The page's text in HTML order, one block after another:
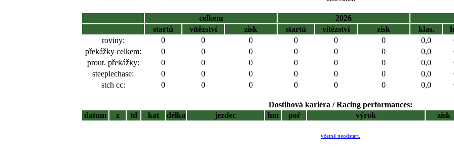
celkem
2026
startů
vítězství zisk startů vítězství zisk klas.
roviny:
0 0 0 0 0 0 0,0
překážky celkem:
0 0 0 0 0 0 0,0
prout. překážky:
0 0 0 0 0 0 0,0
steeplechase:
0 0 0 0 0 0 0,0
stch cc:
0 0 0 0 0 0 0,0
Dostihová kariéra / Racing performances:
datum
z td kat délka jezdec hm poř výrok zisk
včetně neodstart.